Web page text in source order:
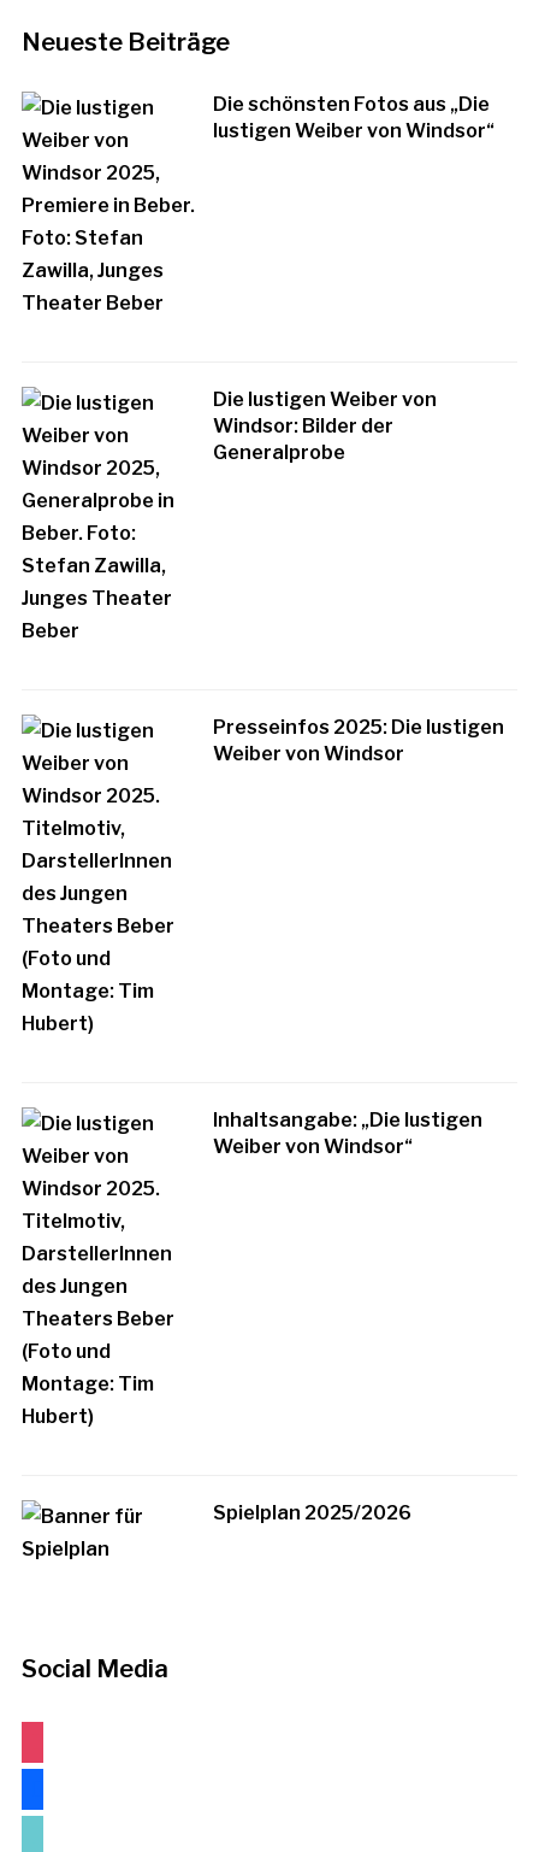
Neueste Beiträge
Die schönsten Fotos aus „Die
lustigen Weiber von Windsor“
Die lustigen Weiber von
Windsor: Bilder der
Generalprobe
Presseinfos 2025: Die lustigen
Weiber von Windsor
Inhaltsangabe: „Die lustigen
Weiber von Windsor“
Spielplan 2025/2026
Social Media